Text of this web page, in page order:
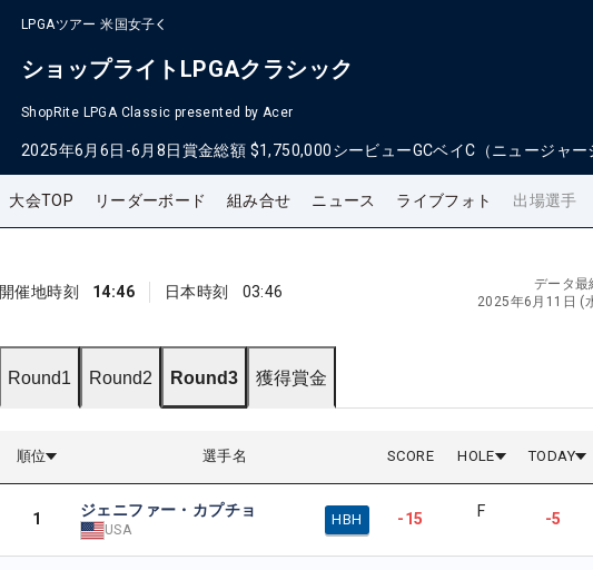
LPGAツアー 米国女子
ショップライトLPGAクラシック
ShopRite LPGA Classic presented by Acer
2025年6月6日-6月8日賞金総額 $1,750,000シービューGCベイC（ニュージャー
大会TOP リーダーボード 組み合せ ニュース ライブフォト 出場選手
開催地時刻 14:46 日本時刻 03:46
データ最
2025年6月11日 (
Round1 Round2 Round3 獲得賞金
順位 選手名 SCORE HOLE TODAY
1 ジェニファー・カプチョ
USA
HBH -15 F -5